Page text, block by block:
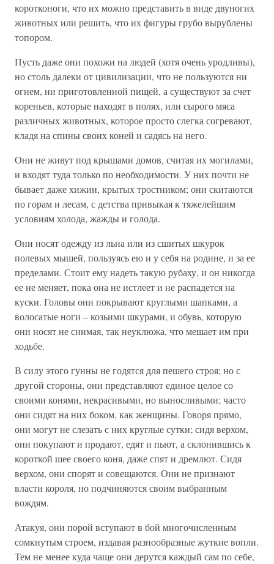
коротконоги, что их можно представить в виде двуногих
животных или решить, что их фигуры грубо вырублены
топором.
Пусть даже они похожи на людей (хотя очень уродливы),
но столь далеки от цивилизации, что не пользуются ни
огнем, ни приготовленной пищей, а существуют за счет
кореньев, которые находят в полях, или сырого мяса
различных животных, которое просто слегка согревают,
кладя на спины своих коней и садясь на него.
Они не живут под крышами домов, считая их могилами,
и входят туда только по необходимости. У них почти не
бывает даже хижин, крытых тростником; они скитаются
по горам и лесам, с детства привыкая к тяжелейшим
условиям холода, жажды и голода.
Они носят одежду из льна или из сшитых шкурок
полевых мышей, пользуясь ею и у себя на родине, и за ее
пределами. Стоит ему надеть такую рубаху, и он никогда
ее не меняет, пока она не истлеет и не распадется на
куски. Головы они покрывают круглыми шапками, а
волосатые ноги – козьими шкурами, и обувь, которую
они носят не снимая, так неуклюжа, что мешает им при
ходьбе.
В силу этого гунны не годятся для пешего строя; но с
другой стороны, они представляют единое целое со
своими конями, некрасивыми, но выносливыми; часто
они сидят на них боком, как женщины. Говоря прямо,
они могут не слезать с них круглые сутки; сидя верхом,
они покупают и продают, едят и пьют, а склонившись к
короткой шее своего коня, даже спят и дремлют. Сидя
верхом, они спорят и совещаются. Они не признают
власти короля, но подчиняются своим выбранным
вождям.
Атакуя, они порой вступают в бой многочисленным
сомкнутым строем, издавая разнообразные жуткие вопли.
Тем не менее куда чаще они дерутся каждый сам по себе,